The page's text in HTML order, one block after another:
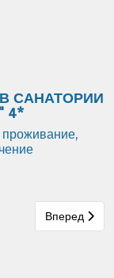
САНАТОРИИ
4*
Руже
Следующий:
Вперед